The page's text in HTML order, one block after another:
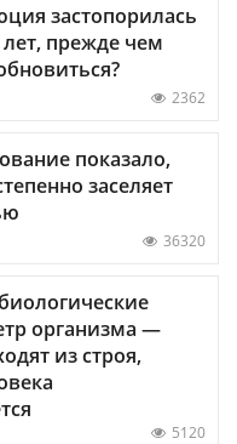
застопорилась
прежде чем
2362
показало,
заселяет
36320
организма —
из строя,
5120